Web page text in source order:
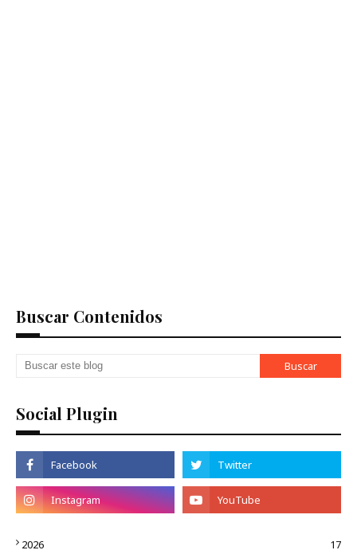
Buscar Contenidos
Social Plugin
2026
17